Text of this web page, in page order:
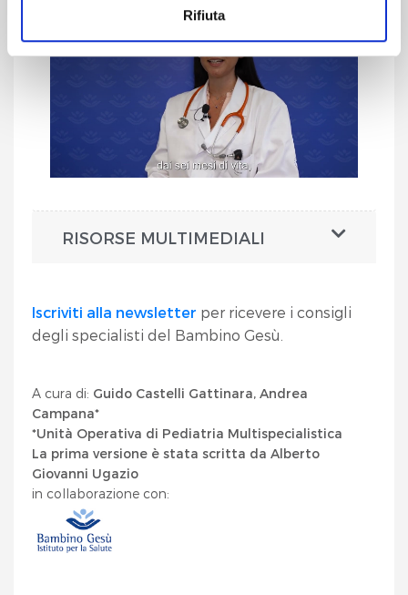
Chiudendo questo banner o utilizzando il pulsante
", invece, verranno utilizzati i soli cookie
Rifiuta
RISORSE MULTIMEDIALI
Iscriviti alla newsletter per ricevere i consigli
degli specialisti del Bambino Gesù.
A cura di: Guido Castelli Gattinara, Andrea
Campana*
*Unità Operativa di Pediatria Multispecialistica
La prima versione è stata scritta da Alberto
Giovanni Ugazio
in collaborazione con: